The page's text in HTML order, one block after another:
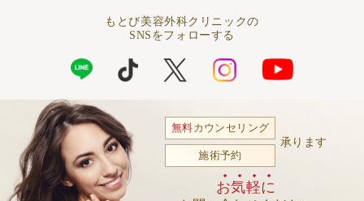
もとび美容外科クリニックの
SNSをフォローする
無料カウンセリング
施術予約
承ります
お気軽に